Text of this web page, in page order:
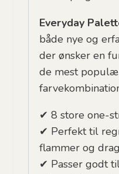
Everyday
både nye og
der ønsker en
de mest
✔ 8 store one-
✔ Perfekt til
flammer og
✔ Passer godt